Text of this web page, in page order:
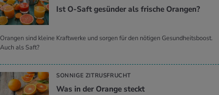
Ist O-Saft ge­sün­der als fri­sche Oran­gen?
Orangen sind kleine Kraftwerke und sorgen für den nötigen Gesundheitsboost.
Auch als Saft?
SONNIGE ZITRUSFRUCHT
Was in der Oran­ge steckt